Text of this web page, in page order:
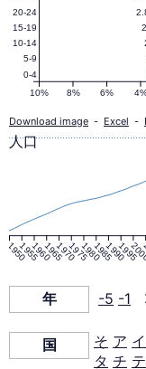
人
口
ピ
ミ
ッ
ド
10% 8% 6%
0-4
5-9
10-14
15-19
20-24
Download image - Excel -
1950195519601965197019751980198519901995
人口
年 -5 -1
国 そ ア イ
タ チ テ